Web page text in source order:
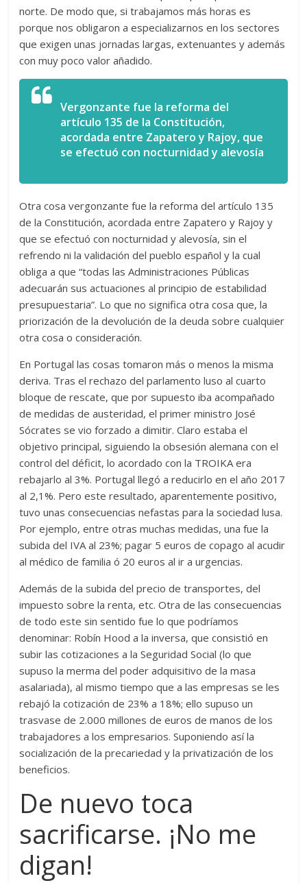
norte. De modo que, si trabajamos más horas es
porque nos obligaron a especializarnos en los sectores
que exigen unas jornadas largas, extenuantes y además
con muy poco valor añadido.
Vergonzante fue la reforma del
artículo 135 de la Constitución,
acordada entre Zapatero y Rajoy, que
se efectuó con nocturnidad y alevosía
Otra cosa vergonzante fue la reforma del artículo 135
de la Constitución, acordada entre Zapatero y Rajoy y
que se efectuó con nocturnidad y alevosía, sin el
refrendo ni la validación del pueblo español y la cual
obliga a que “todas las Administraciones Públicas
adecuarán sus actuaciones al principio de estabilidad
presupuestaria”. Lo que no significa otra cosa que, la
priorización de la devolución de la deuda sobre cualquier
otra cosa o consideración.
En Portugal las cosas tomaron más o menos la misma
deriva. Tras el rechazo del parlamento luso al cuarto
bloque de rescate, que por supuesto iba acompañado
de medidas de austeridad, el primer ministro José
Sócrates se vio forzado a dimitir. Claro estaba el
objetivo principal, siguiendo la obsesión alemana con el
control del déficit, lo acordado con la TROIKA era
rebajarlo al 3%. Portugal llegó a reducirlo en el año 2017
al 2,1%. Pero este resultado, aparentemente positivo,
tuvo unas consecuencias nefastas para la sociedad lusa.
Por ejemplo, entre otras muchas medidas, una fue la
subida del IVA al 23%; pagar 5 euros de copago al acudir
al médico de familia ó 20 euros al ir a urgencias.
Además de la subida del precio de transportes, del
impuesto sobre la renta, etc. Otra de las consecuencias
de todo este sin sentido fue lo que podríamos
denominar: Robín Hood a la inversa, que consistió en
subir las cotizaciones a la Seguridad Social (lo que
supuso la merma del poder adquisitivo de la masa
asalariada), al mismo tiempo que a las empresas se les
rebajó la cotización de 23% a 18%; ello supuso un
trasvase de 2.000 millones de euros de manos de los
trabajadores a los empresarios. Suponiendo así la
socialización de la precariedad y la privatización de los
beneficios.
De nuevo toca
sacrificarse. ¡No me
digan!